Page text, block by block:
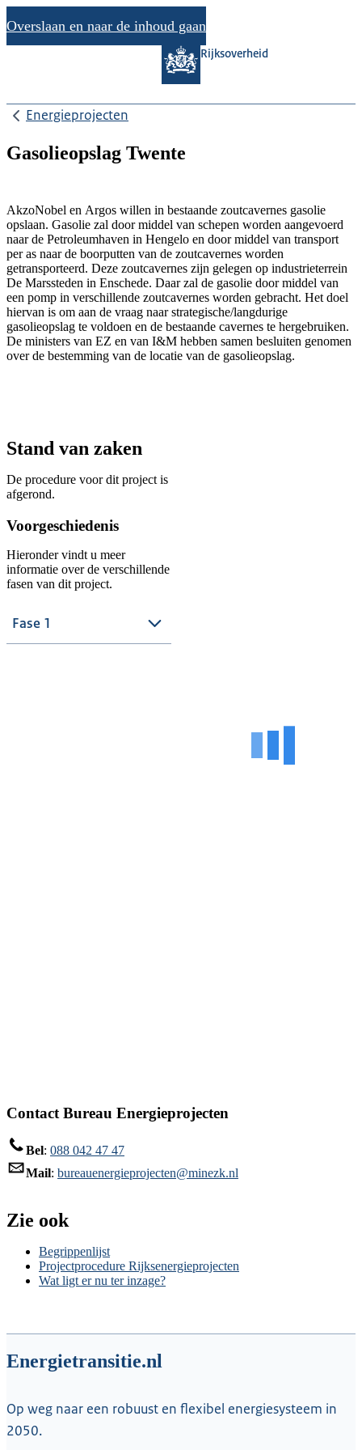
Overslaan en naar de inhoud gaan
Rijksoverheid
Energieprojecten
Gasolieopslag Twente
AkzoNobel en Argos willen in bestaande zoutcavernes gasolie
opslaan. Gasolie zal door middel van schepen worden aangevoerd
naar de Petroleumhaven in Hengelo en door middel van transport
per as naar de boorputten van de zoutcavernes worden
getransporteerd. Deze zoutcavernes zijn gelegen op industrieterrein
De Marssteden in Enschede. Daar zal de gasolie door middel van
een pomp in verschillende zoutcavernes worden gebracht. Het doel
hiervan is om aan de vraag naar strategische/langdurige
gasolieopslag te voldoen en de bestaande cavernes te hergebruiken.
De ministers van EZ en van I&M hebben samen besluiten genomen
over de bestemming van de locatie van de gasolieopslag.
Stand van zaken
De procedure voor dit project is
afgerond.
Voorgeschiedenis
Hieronder vindt u meer
informatie over de verschillende
fasen van dit project.
Fase 1
Contact Bureau Energieprojecten
Bel: 088 042 47 47
Mail: bureauenergieprojecten@minezk.nl
Zie ook
Begrippenlijst
Projectprocedure Rijksenergieprojecten
Wat ligt er nu ter inzage?
Energietransitie.nl
Op weg naar een robuust en flexibel energiesysteem in
2050.